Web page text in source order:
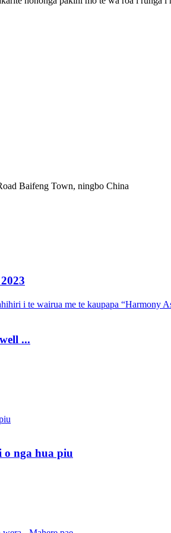
Baifeng Town, ningbo China
...
o nga hua piu